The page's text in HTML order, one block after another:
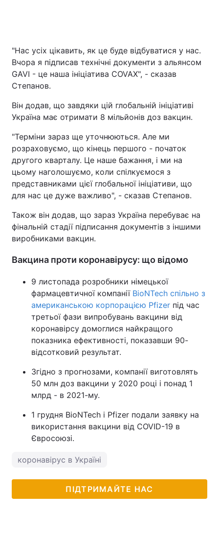
"Нас усіх цікавить, як це буде відбуватися у нас.
Вчора я підписав технічні документи з альянсом
GAVI - це наша ініціатива COVAX", - сказав
Степанов.
Він додав, що завдяки цій глобальній ініціативі
Україна має отримати 8 мільйонів доз вакцин.
"Терміни зараз ще уточнюються. Але ми
розраховуємо, що кінець першого - початок
другого кварталу. Це наше бажання, і ми на
цьому наголошуємо, коли спілкуємося з
представниками цієї глобальної ініціативи, що
для нас це дуже важливо", - сказав Степанов.
Також він додав, що зараз Україна перебуває на
фінальній стадії підписання документів з іншими
виробниками вакцин.
Вакцина проти коронавірусу: що відомо
9 листопада розробники німецької
фармацевтичної компанії BioNTech спільно з
американською корпорацією Pfizer під час
третьої фази випробувань вакцини від
коронавірсу домоглися найкращого
показника ефективності, показавши 90-
відсотковий результат.
Згідно з прогнозами, компанії виготовлять
50 млн доз вакцини у 2020 році і понад 1
млрд - в 2021-му.
1 грудня BioNTech і Pfizer подали заявку на
використання вакцини від COVID-19 в
Євросоюзі.
коронавірус в Україні
ПІДТРИМАЙТЕ НАС